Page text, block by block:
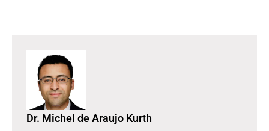
Dr. Michel de Araujo Kurth